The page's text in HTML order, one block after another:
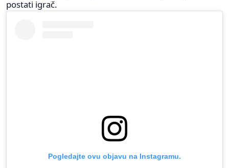
postati igrač.
Pogledajte ovu objavu na Instagramu.